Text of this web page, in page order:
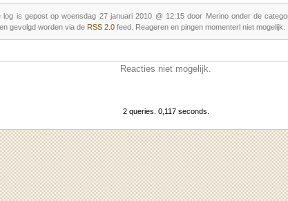
log is gepost op woensdag 27 januari 2010 @ 12:15 door Merino onder de
gevolgd worden via de RSS 2.0 feed. Reageren en pingen momenterl niet mogelijk.
Reacties niet mogelijk.
2 queries. 0,117 seconds.